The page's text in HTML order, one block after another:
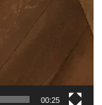
00:25